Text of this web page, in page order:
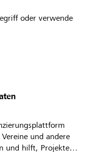
oder verwende
und andere
und hilft, Projekte